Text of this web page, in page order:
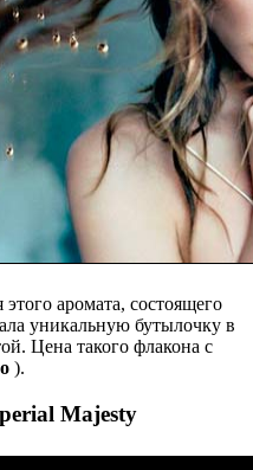
аромата, состоящего
уникальную бутылочку в
Цена такого флакона с
).
Majesty